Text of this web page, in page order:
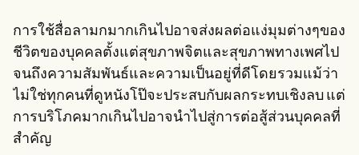
การใช้สื่อลามกมากเกินไปอาจส่งผลต่อแง่มุมต่างๆของ
ชีวิตของบุคคลตั้งแต่สุขภาพจิตและสุขภาพทางเพศไป
จนถึงความสัมพันธ์และความเป็นอยู่ที่ดีโดยรวมแม้ว่า
ไม่ใช่ทุกคนที่ดูหนังโป๊จะประสบกับผลกระทบเชิงลบ แต่
การบริโภคมากเกินไปอาจนำไปสู่การต่อสู้ส่วนบุคคลที่
สำคัญ